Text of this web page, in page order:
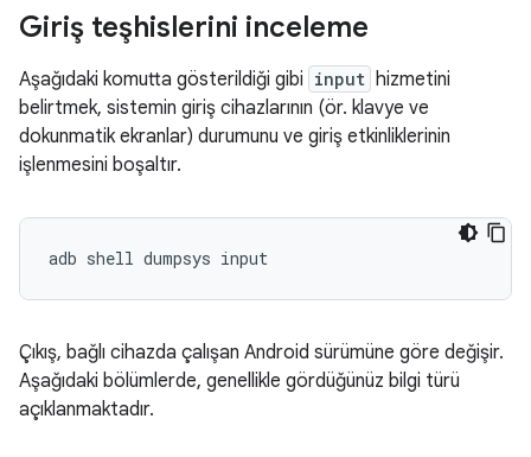
Giriş teşhislerini inceleme
Aşağıdaki komutta gösterildiği gibi input hizmetini
belirtmek, sistemin giriş cihazlarının (ör. klavye ve
dokunmatik ekranlar) durumunu ve giriş etkinliklerinin
işlenmesini boşaltır.
Çıkış, bağlı cihazda çalışan Android sürümüne göre değişir.
Aşağıdaki bölümlerde, genellikle gördüğünüz bilgi türü
açıklanmaktadır.